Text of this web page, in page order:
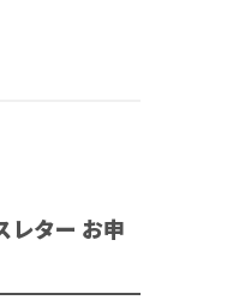
レター お申